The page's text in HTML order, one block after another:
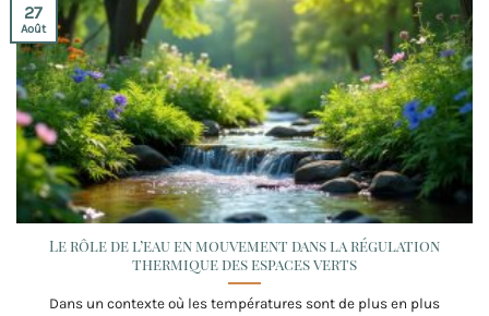
Le rôle de l’eau en mouvement dans la régulation
thermique des espaces verts
Dans un contexte où les températures sont de plus en plus
27
Août